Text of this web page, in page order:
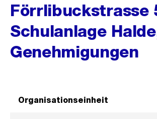
Förrlibuckstrasse
Schulanlage
Genehmigungen
Organisationseinheit